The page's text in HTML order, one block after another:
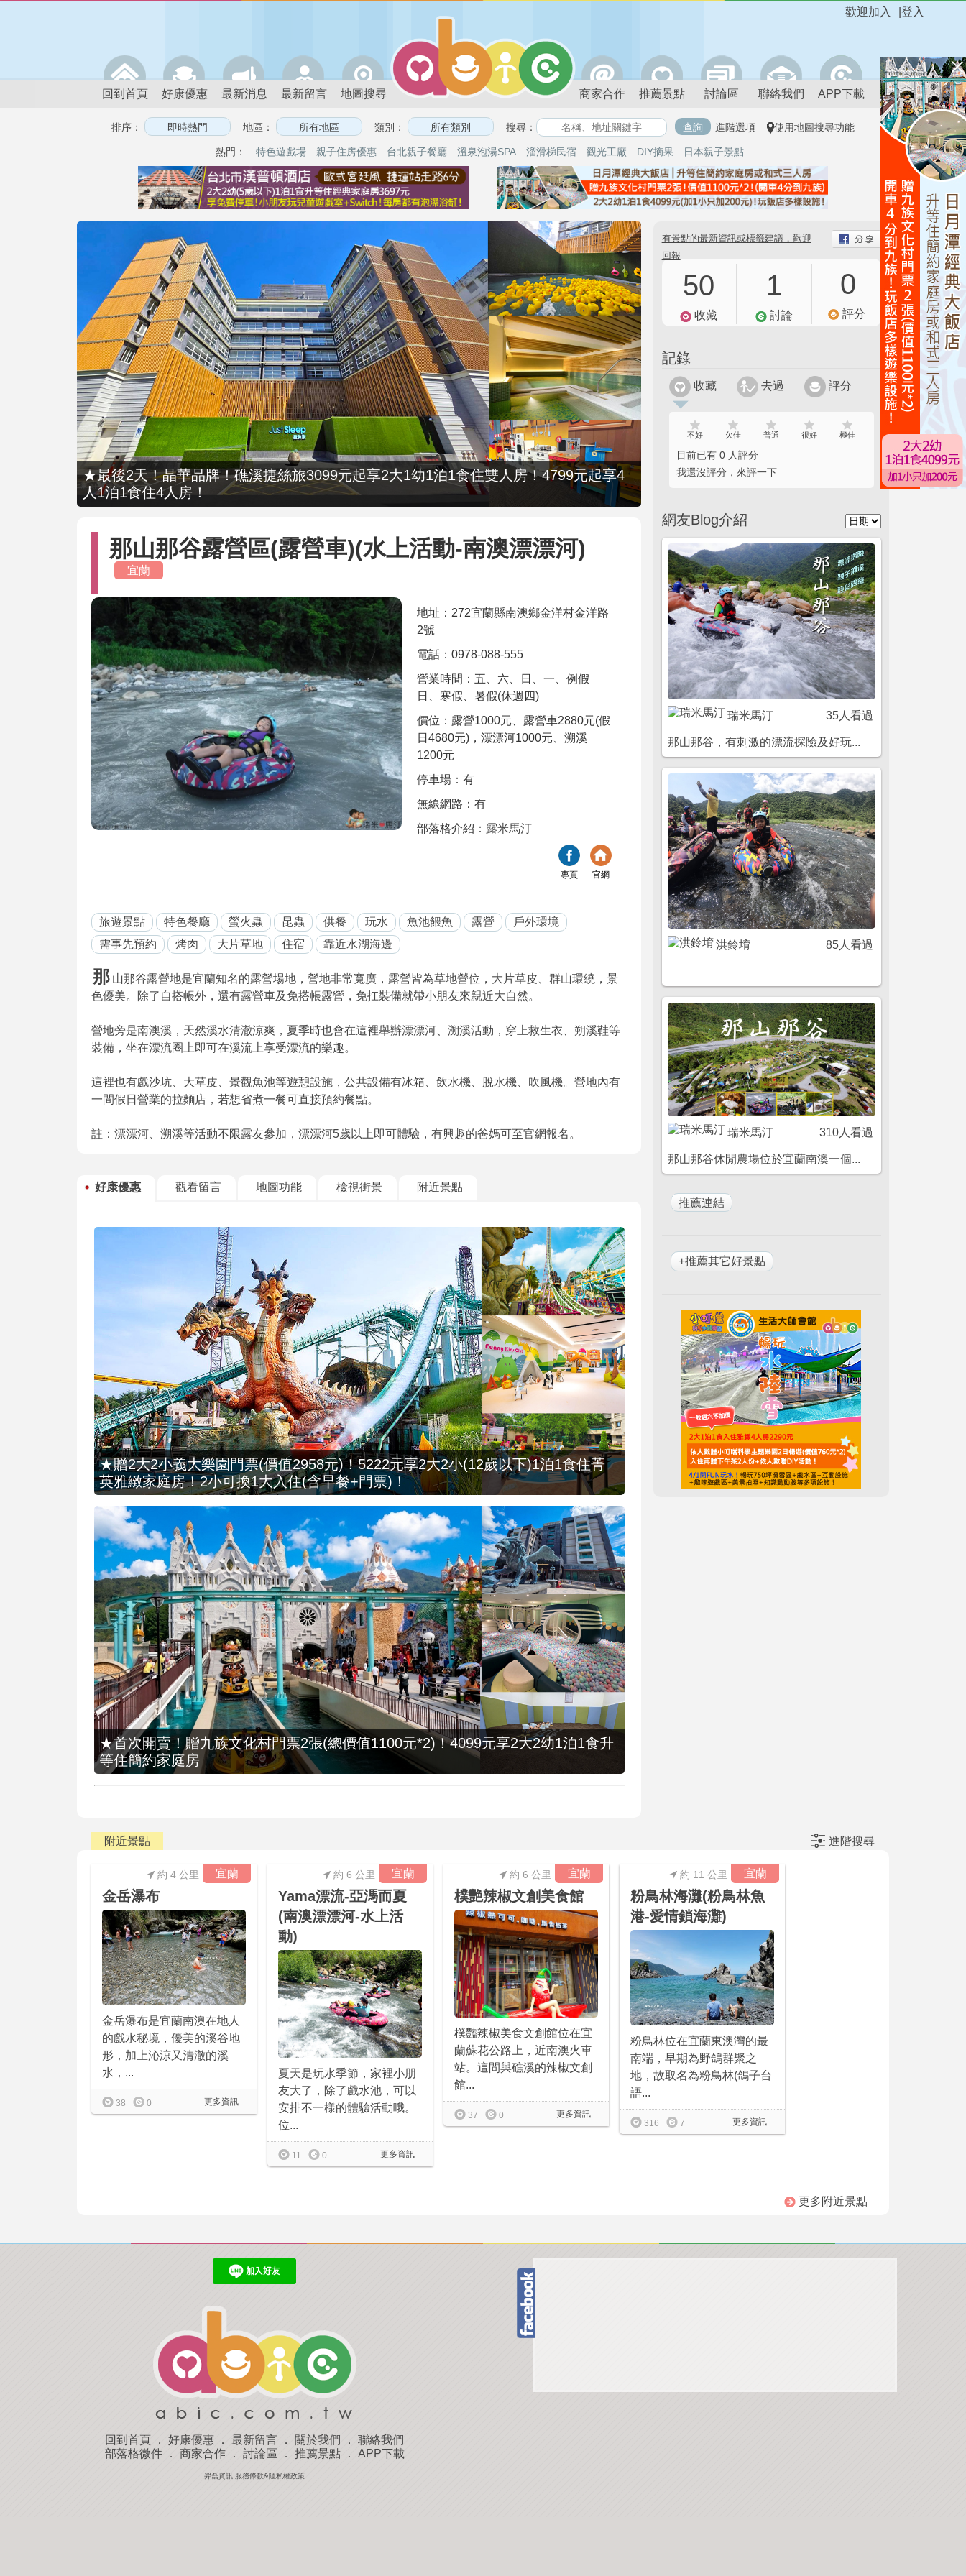
登入
歡迎加入
回到首頁 好康優惠 最新消息 最新留言 地圖搜尋 商家合作 推薦景點 討論區 聯絡我們 APP下載
排序： 地區： 類別： 搜尋： 進階選項 使用地圖搜尋功能
熱門： 特色遊戲場 親子住房優惠 台北親子餐廳 溫泉泡湯SPA 溜滑梯民宿 觀光工廠 DIY摘果 日本親子景點
★最後2天！晶華品牌！礁溪捷絲旅3099元起享2大1幼1泊1食住雙人房！4799元起享4
人1泊1食住4人房！
那山那谷露營區(露營車)(水上活動-南澳漂漂河)
宜蘭
地址：272宜蘭縣南澳鄉金洋村金洋路
2號
電話：0978-088-555
營業時間：五、六、日、一、例假
日、寒假、暑假(休週四)
價位：露營1000元、露營車2880元(假
日4680元)，漂漂河1000元、溯溪
1200元
停車場：有
無線網路：有
部落格介紹： 露米馬汀
專頁 官網
旅遊景點 特色餐廳 螢火蟲 昆蟲 供餐 玩水 魚池餵魚 露營
戶外環境
需事先預約
烤肉 大片草地 住宿 靠近水湖海邊
那 山那谷露營地是宜蘭知名的露營場地，營地非常寬廣，露營皆為草地營位，大片草皮、群山環繞，景
色優美。除了自搭帳外，還有露營車及免搭帳露營，免扛裝備就帶小朋友來親近大自然。
營地旁是南澳溪，天然溪水清澈涼爽，夏季時也會在這裡舉辦漂漂河、溯溪活動，穿上救生衣、朔溪鞋等
裝備，坐在漂流圈上即可在溪流上享受漂流的樂趣。
這裡也有戲沙坑、大草皮、景觀魚池等遊憩設施，公共設備有冰箱、飲水機、脫水機、吹風機。營地內有
一間假日營業的拉麵店，若想省煮一餐可直接預約餐點。
註：漂漂河、溯溪等活動不限露友參加，漂漂河5歲以上即可體驗，有興趣的爸媽可至官網報名。
好康優惠 觀看留言 地圖功能 檢視街景 附近景點
★贈2大2小義大樂園門票(價值2958元)！5222元享2大2小(12歲以下)1泊1食住菁
英雅緻家庭房！2小可換1大入住(含早餐+門票)！
★首次開賣！贈九族文化村門票2張(總價值1100元*2)！4099元享2大2幼1泊1食升
等住簡約家庭房
有景點的最新資訊或標籤建議，歡迎
回報
50
收藏
1
討論
0
評分
記錄
收藏 去過 評分
不好 欠佳 普通 很好 極佳
目前已有 0 人評分
我還沒評分，來評一下
網友Blog介紹
瑞米馬汀 35人看過
那山那谷，有刺激的漂流探險及好玩...
洪鈴堉 85人看過
瑞米馬汀 310人看過
那山那谷休閒農場位於宜蘭南澳一個...
+推薦其它好景點
附近景點 進階搜尋
宜蘭
約 4 公里
金岳瀑布
金岳瀑布是宜蘭南澳在地人
的戲水秘境，優美的溪谷地
形，加上沁涼又清澈的溪
水，...
更多資訊
38 0
宜蘭
約 6 公里
Yama漂流-亞溤而夏
(南澳漂漂河-水上活
動)
夏天是玩水季節，家裡小朋
友大了，除了戲水池，可以
安排不一樣的體驗活動哦。
位...
更多資訊
11 0
宜蘭
約 6 公里
樸艷辣椒文創美食館
樸豔辣椒美食文創館位在宜
蘭蘇花公路上，近南澳火車
站。這間與礁溪的辣椒文創
館...
更多資訊
37 0
宜蘭
約 11 公里
粉鳥林海灘(粉鳥林魚
港-愛情鎖海灘)
粉鳥林位在宜蘭東澳灣的最
南端，早期為野鴿群聚之
地，故取名為粉鳥林(鴿子台
語...
更多資訊
316 7
更多附近景點
回到首頁 ． 好康優惠 ． 最新留言 ． 關於我們 ． 聯絡我們
部落格微件． 商家合作． 討論區 ． 推薦景點． APP下載
羿磊資訊 服務條款&隱私權政策